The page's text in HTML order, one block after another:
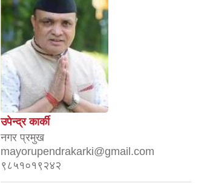
उपेन्द्र कार्की
नगर प्रमुख
mayorupendrakarki@gmail.com
९८५१०१९२४२